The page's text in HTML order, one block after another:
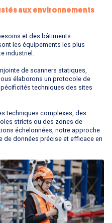
aux environnements
et des bâtiments
les équipements les plus
industriel.
de scanners statiques,
élaborons un protocole de
techniques des sites
techniques complexes, des
stricts ou des zones de
échelonnées, notre approche
de données précise et efficace en